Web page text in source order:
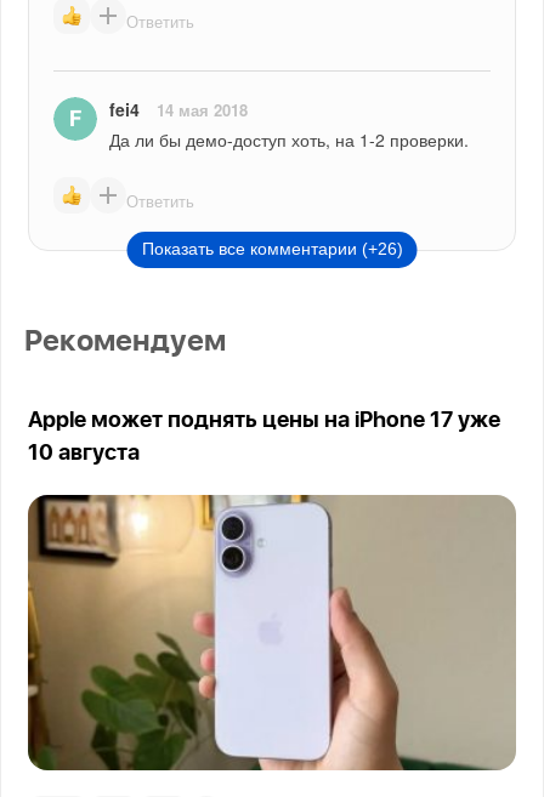
Ответить
fei4 14 мая 2018
Да ли бы демо-доступ хоть, на 1-2 проверки.
Ответить
Показать все комментарии (+26)
Рекомендуем
Apple может поднять цены на iPhone 17 уже
10 августа